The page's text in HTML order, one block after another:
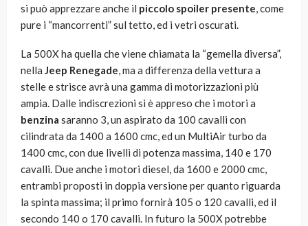
si può apprezzare anche il piccolo spoiler presente, come
pure i “mancorrenti” sul tetto, ed i vetri oscurati.
La 500X ha quella che viene chiamata la “gemella diversa”,
nella Jeep Renegade, ma a differenza della vettura a
stelle e strisce avrà una gamma di motorizzazioni più
ampia. Dalle indiscrezioni si è appreso che i motori a
benzina saranno 3, un aspirato da 100 cavalli con
cilindrata da 1400 a 1600 cmc, ed un MultiAir turbo da
1400 cmc, con due livelli di potenza massima, 140 e 170
cavalli. Due anche i motori diesel, da 1600 e 2000 cmc,
entrambi proposti in doppia versione per quanto riguarda
la spinta massima; il primo fornirà 105 o 120 cavalli, ed il
secondo 140 o 170 cavalli. In futuro la 500X potrebbe